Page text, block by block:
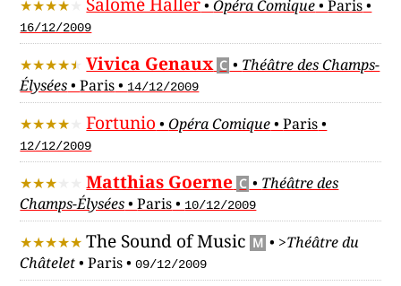
•Opéra Comique•Paris•
16/12/2009
Vivica Genaux C • Théâtre des Champs-
Élysées•Paris• 14/12/2009
Fortunio •Opéra Comique•Paris•
12/12/2009
Matthias Goerne C • Théâtre des
Champs-Élysées•Paris• 10/12/2009
The Sound of Music M • >Théâtre du
Châtelet•Paris•09/12/2009